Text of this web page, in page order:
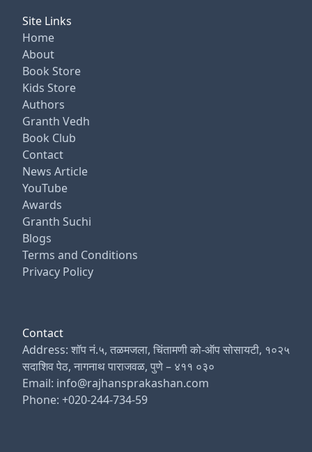
Site Links
Home
About
Book Store
Kids Store
Authors
Granth Vedh
Book Club
Contact
News Article
YouTube
Awards
Granth Suchi
Blogs
Terms and Conditions
Privacy Policy
Contact
Address: शॉप नं.५, तळमजला, चिंतामणी को-ऑप सोसायटी, १०२५
सदाशिव पेठ, नागनाथ पाराजवळ, पुणे – ४११ ०३०
Email: info@rajhansprakashan.com
Phone: +020-244-734-59